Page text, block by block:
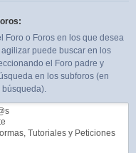
Foro o Foros en los que desea
agilizar puede buscar en los
el Foro padre y
en los subforos (en
búsqueda).